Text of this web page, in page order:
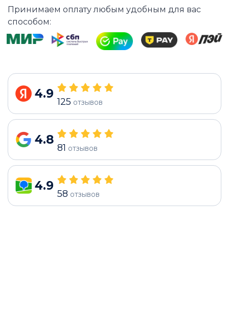
Принимаем оплату любым удобным для вас
способом:
4.9
125 отзывов
4.8
81 отзывов
4.9
58 отзывов